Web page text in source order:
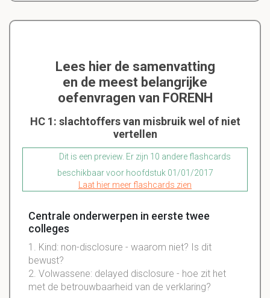
Lees hier de samenvatting
en de meest belangrijke
oefenvragen van FORENH
HC 1: slachtoffers van misbruik wel of niet
vertellen
Dit is een preview. Er zijn 10 andere flashcards
beschikbaar voor hoofdstuk 01/01/2017
Laat hier meer flashcards zien
Centrale onderwerpen in eerste twee
colleges
1. Kind: non-disclosure - waarom niet? Is dit
bewust?
2. Volwassene: delayed disclosure - hoe zit het
met de betrouwbaarheid van de verklaring?